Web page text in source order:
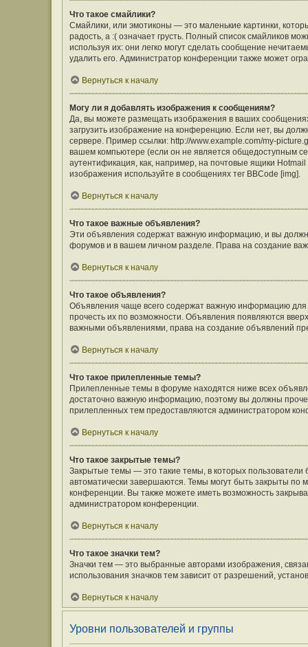
Что такое смайлики?
Смайлики, или эмотиконы — это маленькие картинки,
радость, а :( означает грусть. Полный список смайликов
используя их: они легко могут сделать сообщение
удалить его. Администратор конференции также может
Вернуться к началу
Могу ли я добавлять изображения к сообщениям?
Да, вы можете размещать изображения в ваших
загрузить изображение на конференцию. Если нет, вы
сервере. Пример ссылки: http://www.example.com/my-
вашем компьютере (если он не является общедоступным
аутентификация, как, например, на почтовые ящики
изображения используйте в сообщениях тег BBCode [img].
Вернуться к началу
Что такое важные объявления?
Эти объявления содержат важную информацию, и вы
форумов и в вашем личном разделе. Права на создание
Вернуться к началу
Что такое объявления?
Объявления чаще всего содержат важную информацию
прочесть их по возможности. Объявления появляются
важными объявлениями, права на создание объявлений
Вернуться к началу
Что такое прилепленные темы?
Прилепленные темы в форуме находятся ниже всех
достаточно важную информацию, поэтому вы должны
прилепленных тем предоставляются администратором
Вернуться к началу
Что такое закрытые темы?
Закрытые темы — это такие темы, в которых
автоматически завершаются. Темы могут быть закрыты
конференции. Вы также можете иметь возможность
администратором конференции.
Вернуться к началу
Что такое значки тем?
Значки тем — это выбранные авторами изображения,
использования значков тем зависит от разрешений,
Вернуться к началу
Уровни пользователей и группы